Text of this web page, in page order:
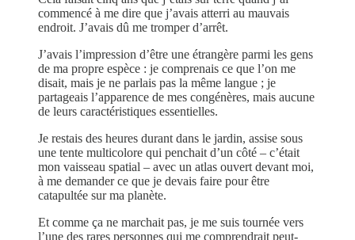
commencé à me dire que j’avais atterri au mauvais
endroit. J’avais dû me tromper d’arrêt.
J’avais l’impression d’être une étrangère parmi les gens
de ma propre espèce : je comprenais ce que l’on me
disait, mais je ne parlais pas la même langue ; je
partageais l’apparence de mes congénères, mais aucune
de leurs caractéristiques essentielles.
Je restais des heures durant dans le jardin, assise sous
une tente multicolore qui penchait d’un côté – c’était
mon vaisseau spatial – avec un atlas ouvert devant moi,
à me demander ce que je devais faire pour être
catapultée sur ma planète.
Et comme ça ne marchait pas, je me suis tournée vers
l’une des rares personnes qui me comprendrait peut-